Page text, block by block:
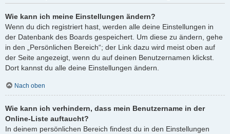
Wie kann ich meine Einstellungen ändern?
Wenn du dich registriert hast, werden alle deine Einstellungen in
der Datenbank des Boards gespeichert. Um diese zu ändern, gehe
in den „Persönlichen Bereich“; der Link dazu wird meist oben auf
der Seite angezeigt, wenn du auf deinen Benutzernamen klickst.
Dort kannst du alle deine Einstellungen ändern.
Nach oben
Wie kann ich verhindern, dass mein Benutzername in der
Online-Liste auftaucht?
In deinem persönlichen Bereich findest du in den Einstellungen